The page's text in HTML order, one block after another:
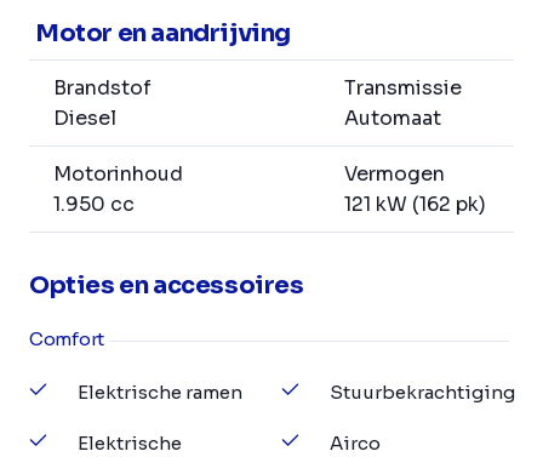
Motor en aandrijving
Brandstof
Diesel
Transmissie
Automaat
Motorinhoud
1.950 cc
Vermogen
121 kW (162 pk)
Opties en accessoires
Comfort
Elektrische ramen
Elektrische
Stuurbekrachtiging
Airco